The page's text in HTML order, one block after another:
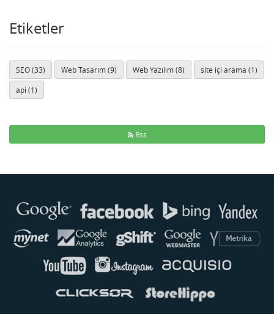
Etiketler
SEO (33) Web Tasarım (9) Web Yazılım (8) site içi arama (1)
api (1)
Rss
Genellikle anında yanıt verir